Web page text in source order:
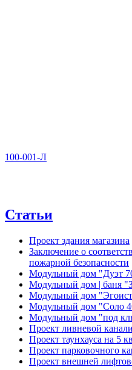
100-001-Л
Статьи
Проект здания магазина
Заключение о
пожарной безопасности
Модульный дом "Дуэт
Модульный дом | баня
Модульный дом
Модульный дом "Соло
Модульный дом "под
Проект ливневой
Проект таунхауса на 5
Проект парковочного
Проект внешней